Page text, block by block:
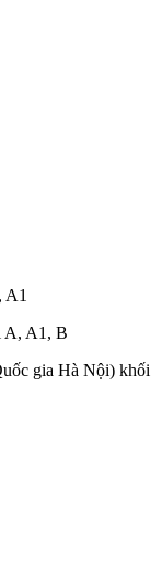
A1
A, A1, B
gia Hà Nội) khối